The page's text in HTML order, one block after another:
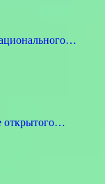
открытого…